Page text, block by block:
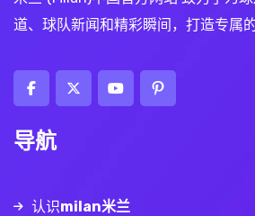
道、球队新闻和精彩瞬间，打造专属
导航
认识milan米兰